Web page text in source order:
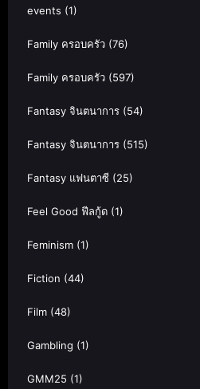
events (1)
Family ครอบครัว (76)
Family ครอบครัว (597)
Fantasy จินตนาการ (54)
Fantasy จินตนาการ (515)
Fantasy แฟนตาซี (25)
Feel Good ฟีลกู้ด (1)
Feminism (1)
Fiction (44)
Film (48)
Gambling (1)
GMM25 (1)